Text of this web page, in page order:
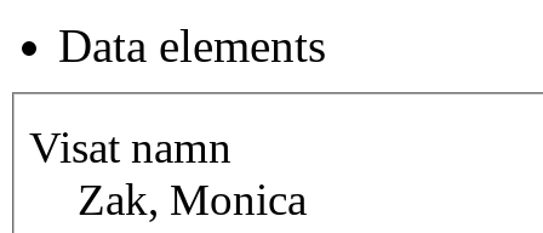
Data elements
Visat namn
Zak, Monica